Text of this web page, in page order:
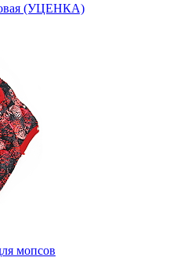
(УЦЕНКА)
мопсов